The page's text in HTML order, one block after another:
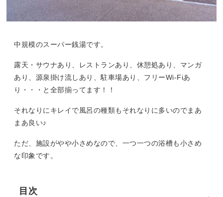
中規模のスーパー銭湯です。
露天・サウナあり、レストランあり、休憩処あり、マンガ
あり、源泉掛け流しあり、駐車場あり、フリーWi-Fiあ
り・・・と全部揃ってます！！
それなりにキレイで風呂の種類もそれなりに多いのでまあ
まあ良い♪
ただ、施設がやや小さめなので、一つ一つの浴槽も小さめ
な印象です。
目次